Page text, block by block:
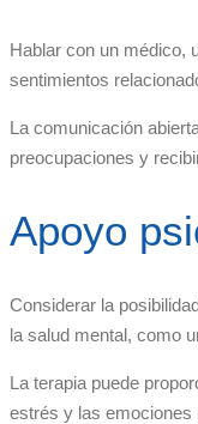
Hablar con un médico,
sentimientos
La comunicación
preocupaciones y
Apoyo
Considerar la
la salud mental, como
La terapia puede
estrés y las emociones